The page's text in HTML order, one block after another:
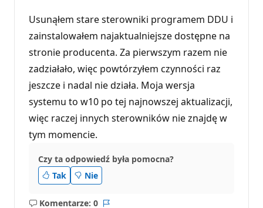
Usunąłem stare sterowniki programem DDU i
zainstalowałem najaktualniejsze dostępne na
stronie producenta. Za pierwszym razem nie
zadziałało, więc powtórzyłem czynności raz
jeszcze i nadal nie działa. Moja wersja
systemu to w10 po tej najnowszej aktualizacji,
więc raczej innych sterowników nie znajdę w
tym momencie.
Czy ta odpowiedź była pomocna?
Tak
Nie
Komentarze: 0